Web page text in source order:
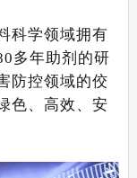
科学领域拥有
多年助剂的研
防控领域的佼
色、高效、安